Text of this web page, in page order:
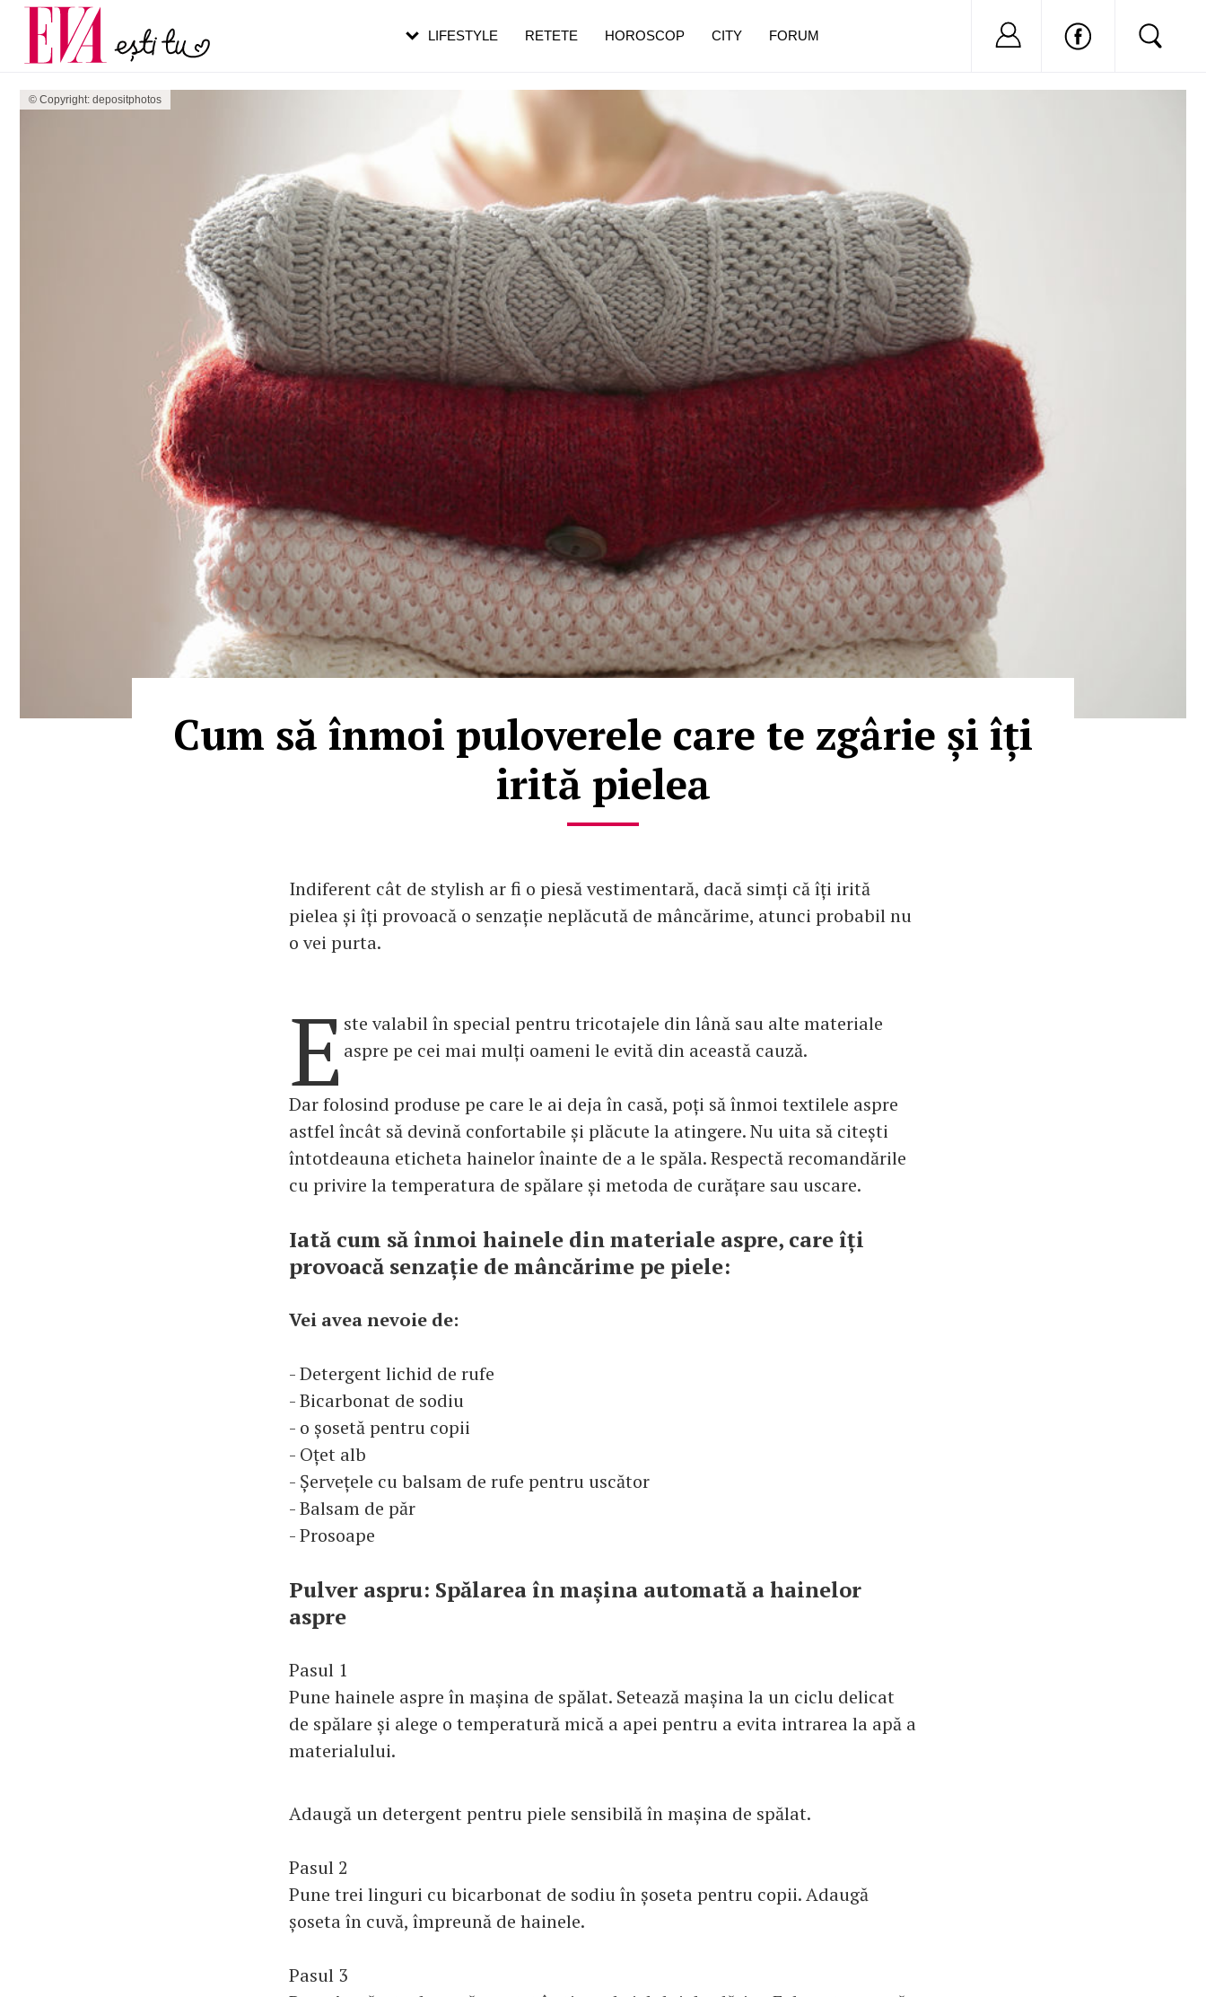
© Copyright: depositphotos
Cum să înmoi puloverele care te zgârie și îți
irită pielea
Indiferent cât de stylish ar fi o piesă vestimentară, dacă simți că îți irită
pielea și îți provoacă o senzație neplăcută de mâncărime, atunci probabil nu
o vei purta.
E ste valabil în special pentru tricotajele din lână sau alte materiale
aspre pe cei mai mulți oameni le evită din această cauză.
Dar folosind produse pe care le ai deja în casă, poți să înmoi textilele aspre
astfel încât să devină confortabile și plăcute la atingere. Nu uita să citești
întotdeauna eticheta hainelor înainte de a le spăla. Respectă recomandările
cu privire la temperatura de spălare și metoda de curățare sau uscare.
Iată cum să înmoi hainele din materiale aspre, care îți
provoacă senzație de mâncărime pe piele:
Vei avea nevoie de:
- Detergent lichid de rufe
- Bicarbonat de sodiu
- o șosetă pentru copii
- Oțet alb
- Șervețele cu balsam de rufe pentru uscător
- Balsam de păr
- Prosoape
Pulver aspru: Spălarea în mașina automată a hainelor
aspre
Pasul 1
Pune hainele aspre în mașina de spălat. Setează mașina la un ciclu delicat
de spălare și alege o temperatură mică a apei pentru a evita intrarea la apă a
materialului.
Adaugă un detergent pentru piele sensibilă în mașina de spălat.
Pasul 2
Pune trei linguri cu bicarbonat de sodiu în șoseta pentru copii. Adaugă
șoseta în cuvă, împreună de hainele.
Pasul 3
LIFESTYLE RETETE HOROSCOP CITY FORUM Nu ai cont?
Carieră
Actualitate
pe măsură ce înaintezi în vârstă